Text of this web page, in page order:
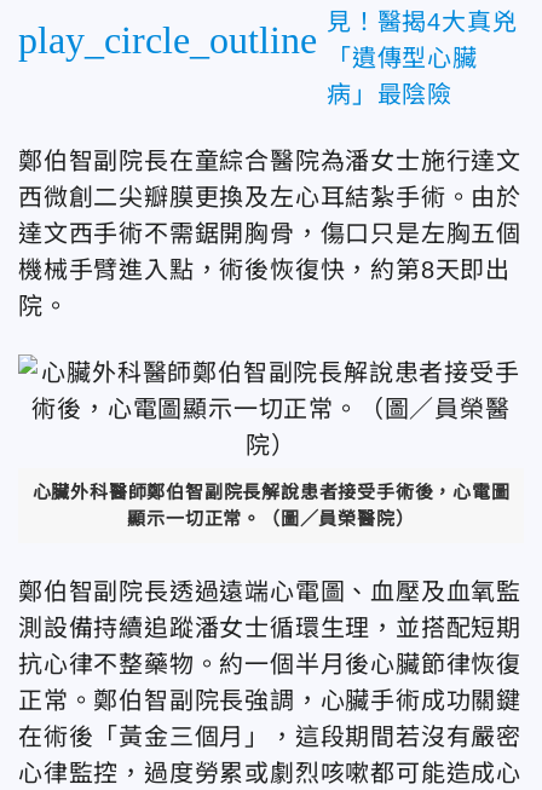
play_circle_outline 見！醫揭4大真兇
「遺傳型心臟
病」最陰險
鄭伯智副院長在童綜合醫院為潘女士施行達文
西微創二尖瓣膜更換及左心耳結紮手術。由於
達文西手術不需鋸開胸骨，傷口只是左胸五個
機械手臂進入點，術後恢復快，約第8天即出
院。
心臟外科醫師鄭伯智副院長解說患者接受手術後，心電圖
顯示一切正常。（圖／員榮醫院）
鄭伯智副院長透過遠端心電圖、血壓及血氧監
測設備持續追蹤潘女士循環生理，並搭配短期
抗心律不整藥物。約一個半月後心臟節律恢復
正常。鄭伯智副院長強調，心臟手術成功關鍵
在術後「黃金三個月」，這段期間若沒有嚴密
心律監控，過度勞累或劇烈咳嗽都可能造成心